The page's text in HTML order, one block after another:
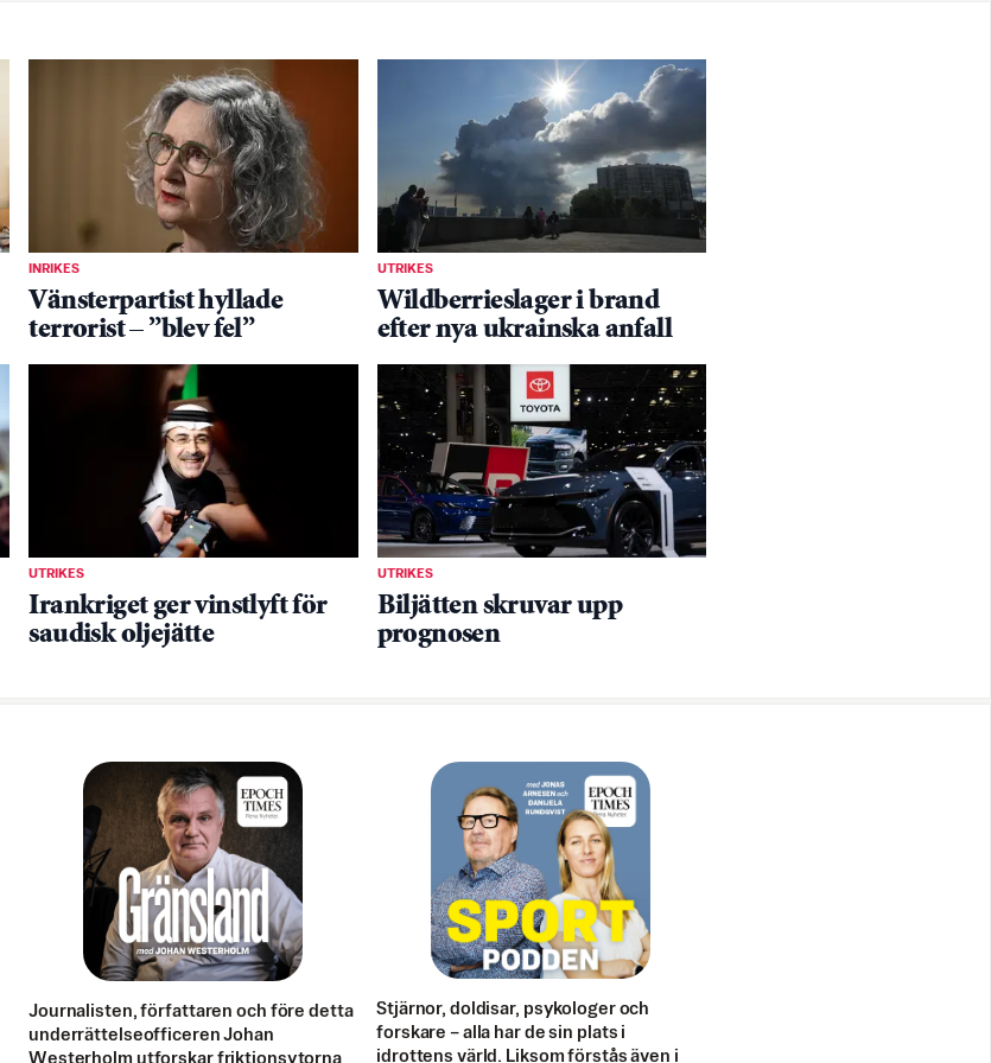
INRIKES
Vänsterpartist hyllade
terrorist – ”blev fel”
UTRIKES
Wildberrieslager i brand
efter nya ukrainska anfall
UTRIKES
Irankriget ger vinstlyft för
saudisk oljejätte
UTRIKES
Biljätten skruvar upp
prognosen
Journalisten, författaren och före detta
underrättelseofficeren Johan
Westerholm utforskar friktionsytorna
Stjärnor, doldisar, psykologer och
forskare – alla har de sin plats i
idrottens värld. Liksom förstås även i